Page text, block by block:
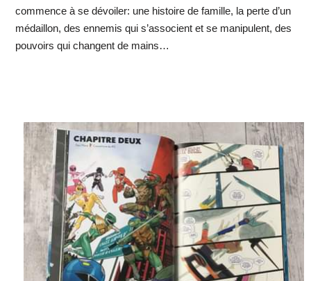
commence à se dévoiler: une histoire de famille, la perte d’un
médaillon, des ennemis qui s’associent et se manipulent, des
pouvoirs qui changent de mains…